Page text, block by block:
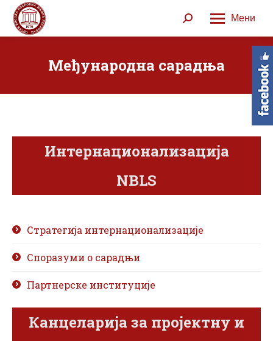
Мени
Search:
Међународна сарадња
Интернационализација
NBLS
Стратегија интернационализације
Споразуми о сарадњи
Партнерске институције
Канцеларија за пројектну и